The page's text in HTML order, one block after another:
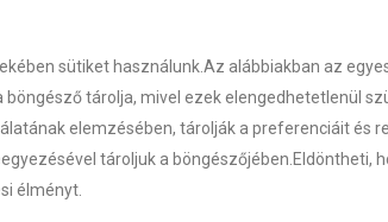
sütiket használunk.Az alábbiakban az
tárolja, mivel ezek elengedhetetlenül
elemzésében, tárolják a preferenciáit és
tároljuk a böngészőjében.Eldöntheti,
élményt.
[DIAVETÍTÉS INDÍTÁSA]